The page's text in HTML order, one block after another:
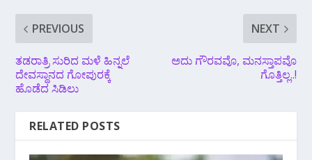
PREVIOUS
ತಡರಾತ್ರಿ ಸುರಿದ ಮಳೆ ಹಿನ್ನಲೆ
ದೇವಸ್ಥಾನದ ಗೋಪುರಕ್ಕೆ
ಹೊಡೆದ ಸಿಡಿಲು
NEXT
ಅದು ಗೌರವವೊ, ಮನಸ್ತಾಪವೊ
ಗೊತ್ತಿಲ್ಲ..!
RELATED POSTS